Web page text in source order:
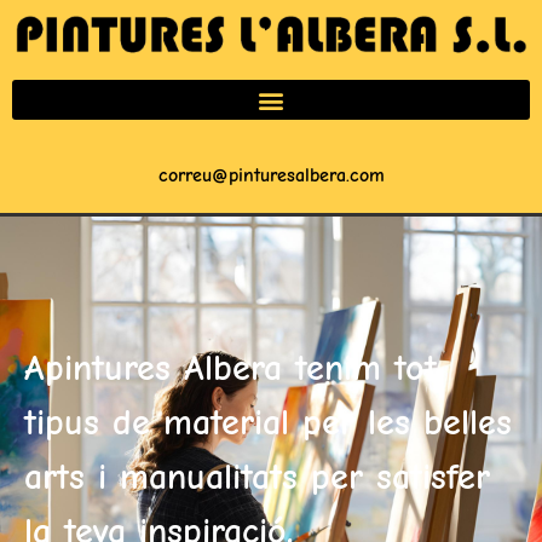
correu@pinturesalbera.com
Apintures Albera tenim tot
tipus de material per les belles
arts i manualitats per satisfer
la teva inspiració.